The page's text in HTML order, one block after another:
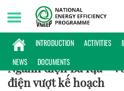
INTRODUCTION ACTIVITIES
NEWS
DOCUMENTS
Saturday, 08/08/2026 | 15:58 GMT+7
ĐIỂN
Ngành điện Bà Rịa -
điện vượt kế hoạch